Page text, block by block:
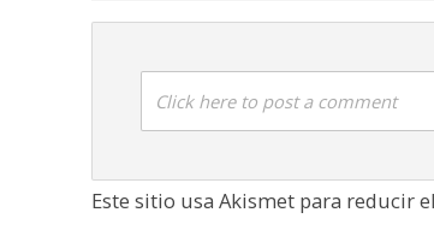
Click here to post a comment
Este sitio usa Akismet para reducir